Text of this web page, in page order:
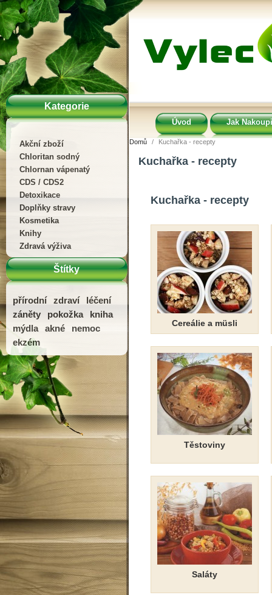
Kategorie
Akční zboží
Chloritan sodný
Chlornan vápenatý
CDS / CDS2
Detoxikace
Doplňky stravy
Kosmetika
Knihy
Zdravá výživa
Štítky
přírodní zdraví
léčení
záněty
pokožka
kniha
mýdla
akné
nemoc
ekzém
Úvod Jak
Domů Kuchařka - recepty
Kuchařka - recepty
Kuchařka - recepty
Cereálie a müsli
Těstoviny
Saláty